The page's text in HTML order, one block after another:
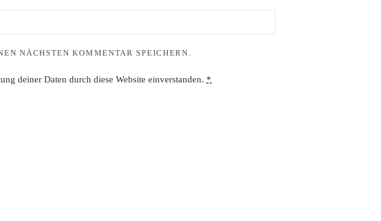
NÄCHSTEN KOMMENTAR SPEICHERN.
deiner Daten durch diese Website einverstanden. *